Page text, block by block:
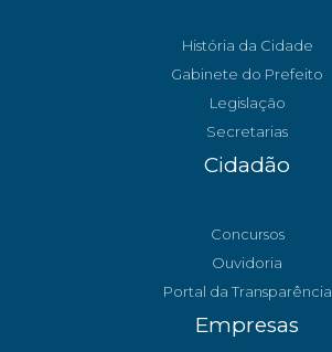
História da Cidade
Gabinete do Prefeito
Legislação
Secretarias
Cidadão
Concursos
Ouvidoria
Portal da Transparência
Empresas